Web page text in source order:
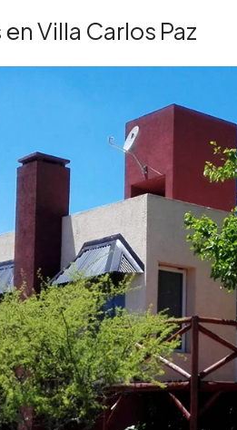
Villa Carlos Paz